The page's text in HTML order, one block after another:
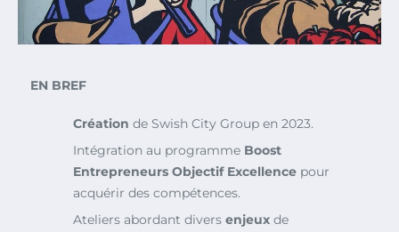
EN BREF
Création de Swish City Group en 2023.
Intégration au programme Boost
Entrepreneurs Objectif Excellence pour
acquérir des compétences.
Ateliers abordant divers enjeux de